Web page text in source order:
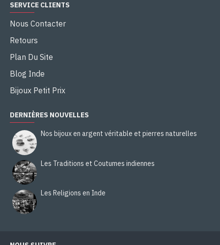
SERVICE CLIENTS
Nous Contacter
Retours
Plan Du Site
Blog Inde
Bijoux Petit Prix
DERNIÈRES NOUVELLES
Nos bijoux en argent véritable et pierres naturelles
Les Traditions et Coutumes indiennes
Les Religions en Inde